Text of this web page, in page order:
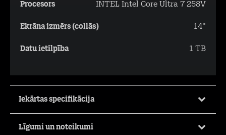
Procesors INTEL Intel Core Ultra 7 258V
Ekrāna izmērs (collās) 14"
Datu ietilpība 1 TB
Iekārtas specifikācija
Līgumi un noteikumi